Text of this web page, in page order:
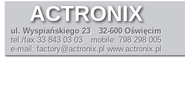
ACTRONIX
ul. Wyspiańskiego 23
tel./fax 33 843 03 03
e-mail: factory@actronix.pl
32-600 Oświęcim
mobile: 798 298 005
www.actronix.pl